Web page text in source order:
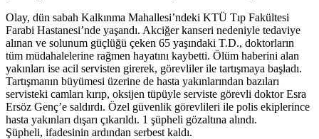
Olay, dün sabah Kalkınma Mahallesi’ndeki KTÜ Tıp Fakültesi
Farabi Hastanesi’nde yaşandı. Akciğer kanseri nedeniyle tedaviye
alınan ve solunum güçlüğü çeken 65 yaşındaki T.D., doktorların
tüm müdahalelerine rağmen hayatını kaybetti. Ölüm haberini alan
yakınları ise acil servisten girerek, görevliler ile tartışmaya başladı.
Tartışmanın büyümesi üzerine de hasta yakınlarından bazıları
servisteki camları kırıp, oksijen tüpüyle serviste görevli doktor Esra
Ersöz Genç’e saldırdı. Özel güvenlik görevlileri ile polis ekiplerince
hasta yakınları dışarı çıkarıldı. 1 şüpheli gözaltına alındı.
Şüpheli, ifadesinin ardından serbest kaldı.